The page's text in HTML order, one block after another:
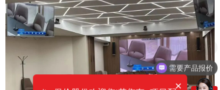
需要产品报价
×